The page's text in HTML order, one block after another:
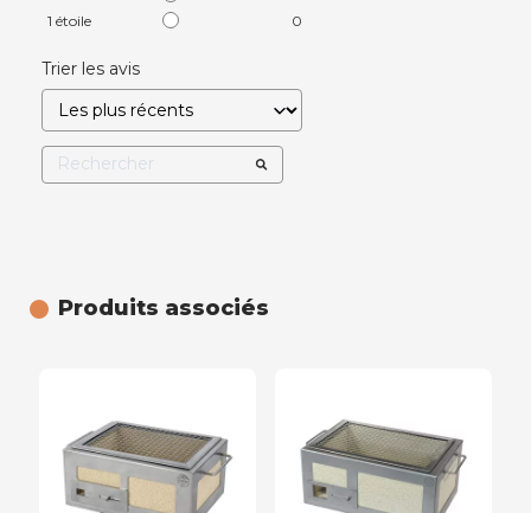
1 étoile 0
Trier les avis
Produits associés